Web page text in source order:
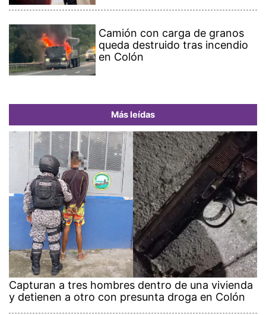
Camión con carga de granos
queda destruido tras incendio
en Colón
Más leídas
Capturan a tres hombres dentro de una vivienda
y detienen a otro con presunta droga en Colón